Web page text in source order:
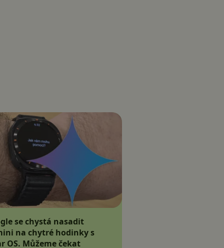
se chystá nasadit
na chytré hodinky s
OS. Můžeme čekat